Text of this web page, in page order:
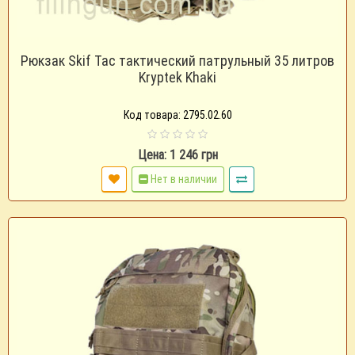
Рюкзак Skif Tac тактический патрульный 35 литров
Kryptek Khaki
Код товара: 2795.02.60
Цена: 1 246 грн
Нет в наличии